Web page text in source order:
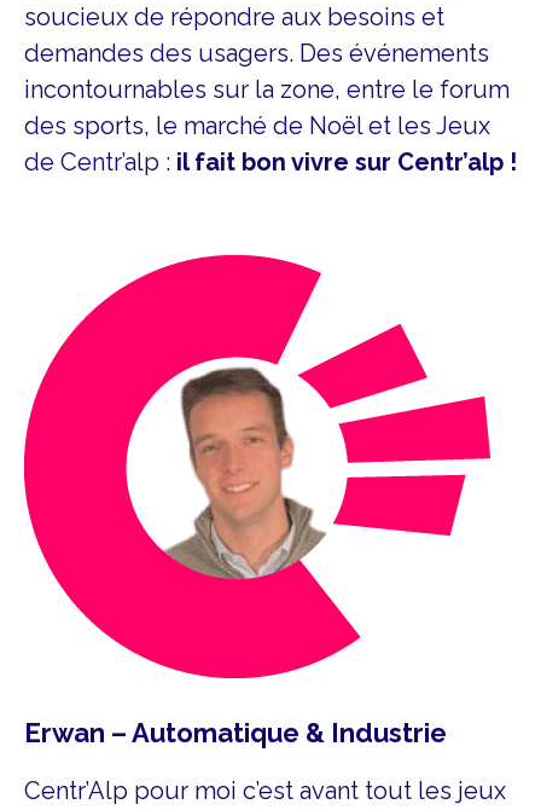
soucieux de répondre aux besoins et
demandes des usagers. Des événements
incontournables sur la zone, entre le forum
des sports, le marché de Noël et les Jeux
de Centr’alp : il fait bon vivre sur Centr’alp !
Erwan – Automatique & Industrie
Centr’Alp pour moi c’est avant tout les jeux